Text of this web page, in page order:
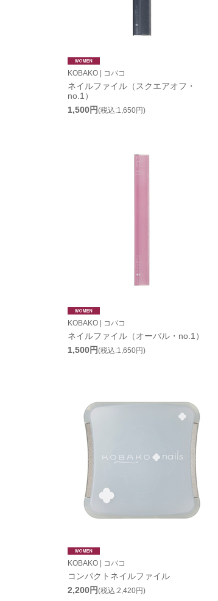
KOBAKO | コバコ
ネイルファイル（スクエアオフ・
no.1）
1,500円(税込:1,650円)
KOBAKO | コバコ
ネイルファイル（オーバル・no.1）
1,500円(税込:1,650円)
KOBAKO | コバコ
コンパクトネイルファイル
2,200円(税込:2,420円)